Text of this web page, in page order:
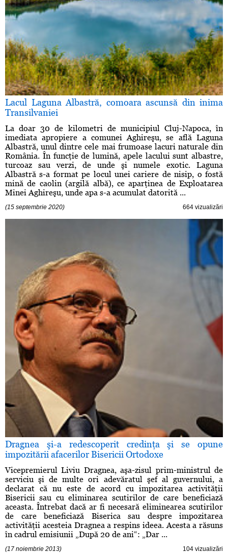
Lacul Laguna Albastră, comoara ascunsă din inima
Transilvaniei
La doar 30 de kilometri de municipiul Cluj-Napoca, în
imediata apropiere a comunei Aghireşu, se află Laguna
Albastră, unul dintre cele mai frumoase lacuri naturale din
România. În funcţie de lumină, apele lacului sunt albastre,
turcoaz sau verzi, de unde şi numele exotic. Laguna
Albastră s-a format pe locul unei cariere de nisip, o fostă
mină de caolin (argilă albă), ce aparţinea de Exploatarea
Minei Aghireşu, unde apa s-a acumulat datorită ...
(15 septembrie 2020) 664 vizualizări
Dragnea şi-a redescoperit credinţa şi se opune
impozitării afacerilor Bisericii Ortodoxe
Vicepremierul Liviu Dragnea, aşa-zisul prim-ministrul de
serviciu şi de multe ori adevăratul şef al guvernului, a
declarat că nu este de acord cu impozitarea activităţii
Bisericii sau cu eliminarea scutirilor de care beneficiază
aceasta. Întrebat dacă ar fi necesară eliminearea scutirilor
de care beneficiază Biserica sau despre impozitarea
activităţii acesteia Dragnea a respins ideea. Acesta a răsuns
în cadrul emisiunii „După 20 de ani“: „Dar ...
(17 noiembrie 2013) 104 vizualizări